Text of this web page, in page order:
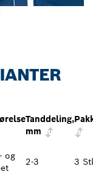
Tanddeling,
mm
og
2-3 3